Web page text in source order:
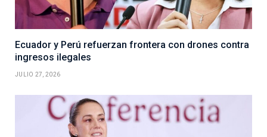
Ecuador y Perú refuerzan frontera con drones contra
ingresos ilegales
JULIO 27, 2026